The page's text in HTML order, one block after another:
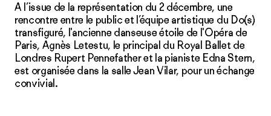
A l’issue de la représentation du 2 décembre, une
rencontre entre le public et l’équipe artistique du Do(s)
transfiguré, l'ancienne danseuse étoile de l'Opéra de
Paris, Agnès Letestu, le principal du Royal Ballet de
Londres Rupert Pennefather et la pianiste Edna Stern,
est organisée dans la salle Jean Vilar, pour un échange
convivial.